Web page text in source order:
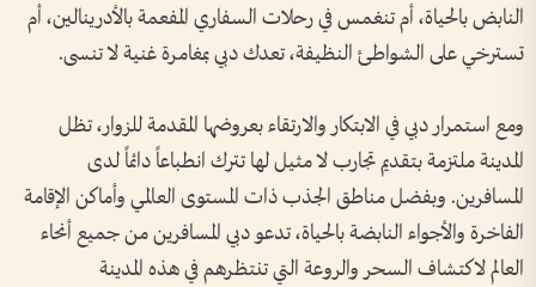
النابض بالحياة، أم تنغمس في رحلات السفاري المفعمة بالأدرينالين، أم
تسترخي على الشواطئ النظيفة، تعدك دبي بمغامرة غنية لا تنسى.
ومع استمرار دبي في الابتكار والارتقاء بعروضها المقدمة للزوار، تظل
المدينة ملتزمة بتقديم تجارب لا مثيل لها تترك انطباعاً دائماً لدى
المسافرين. وبفضل مناطق الجذب ذات المستوى العالمي وأماكن الإقامة
الفاخرة والأجواء النابضة بالحياة، تدعو دبي المسافرين من جميع أنحاء
العالم لاكتشاف السحر والروعة التي تنتظرهم في هذه المدينة